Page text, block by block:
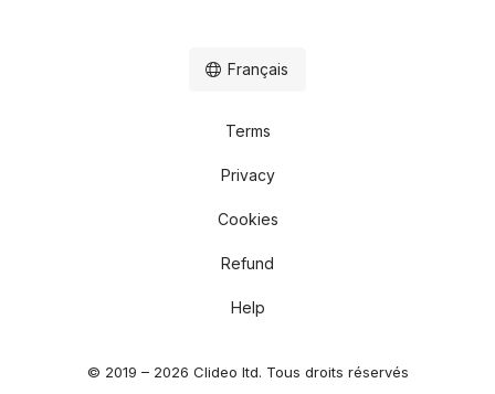
© 2019 – 2026 Clideo ltd. Tous droits réservés
Terms
Privacy
Cookies
Refund
Help
Français